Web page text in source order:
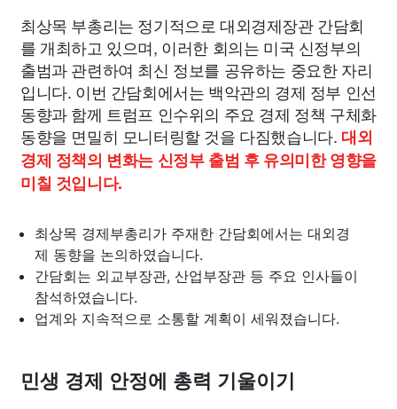
최상목 부총리는 정기적으로 대외경제장관 간담회
를 개최하고 있으며, 이러한 회의는 미국 신정부의
출범과 관련하여 최신 정보를 공유하는 중요한 자리
입니다. 이번 간담회에서는 백악관의 경제 정부 인선
동향과 함께 트럼프 인수위의 주요 경제 정책 구체화
동향을 면밀히 모니터링할 것을 다짐했습니다. 대외
경제 정책의 변화는 신정부 출범 후 유의미한 영향을
미칠 것입니다.
최상목 경제부총리가 주재한 간담회에서는 대외경
제 동향을 논의하였습니다.
간담회는 외교부장관, 산업부장관 등 주요 인사들이
참석하였습니다.
업계와 지속적으로 소통할 계획이 세워졌습니다.
민생 경제 안정에 총력 기울이기